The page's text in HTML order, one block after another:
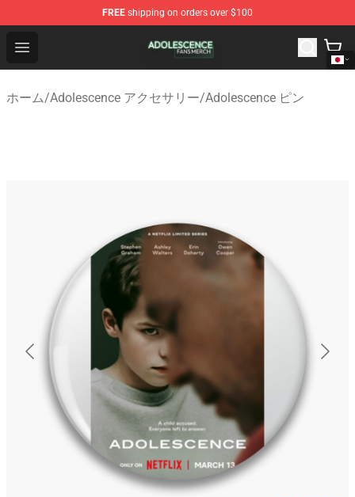
FREE shipping on orders over $100
Open menu
Adolescence Shop - Official Adolescence Merchandise
ホーム/Adolescence アクセサリー/Adolescence ピン